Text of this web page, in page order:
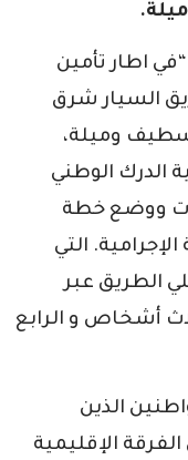
اطار تأمين
السيار شرق
سطيف وميلة،
الدرك الوطني
ووضع خطة
التي
الطريق عبر
أشخاص و الرابع
الذين
الإقليمية